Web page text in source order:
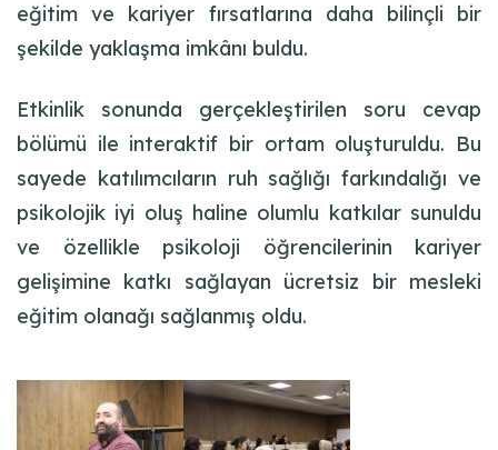
eğitim ve kariyer fırsatlarına daha bilinçli bir
şekilde yaklaşma imkânı buldu.
Etkinlik sonunda gerçekleştirilen soru cevap
bölümü ile interaktif bir ortam oluşturuldu. Bu
sayede katılımcıların ruh sağlığı farkındalığı ve
psikolojik iyi oluş haline olumlu katkılar sunuldu
ve özellikle psikoloji öğrencilerinin kariyer
gelişimine katkı sağlayan ücretsiz bir mesleki
eğitim olanağı sağlanmış oldu.